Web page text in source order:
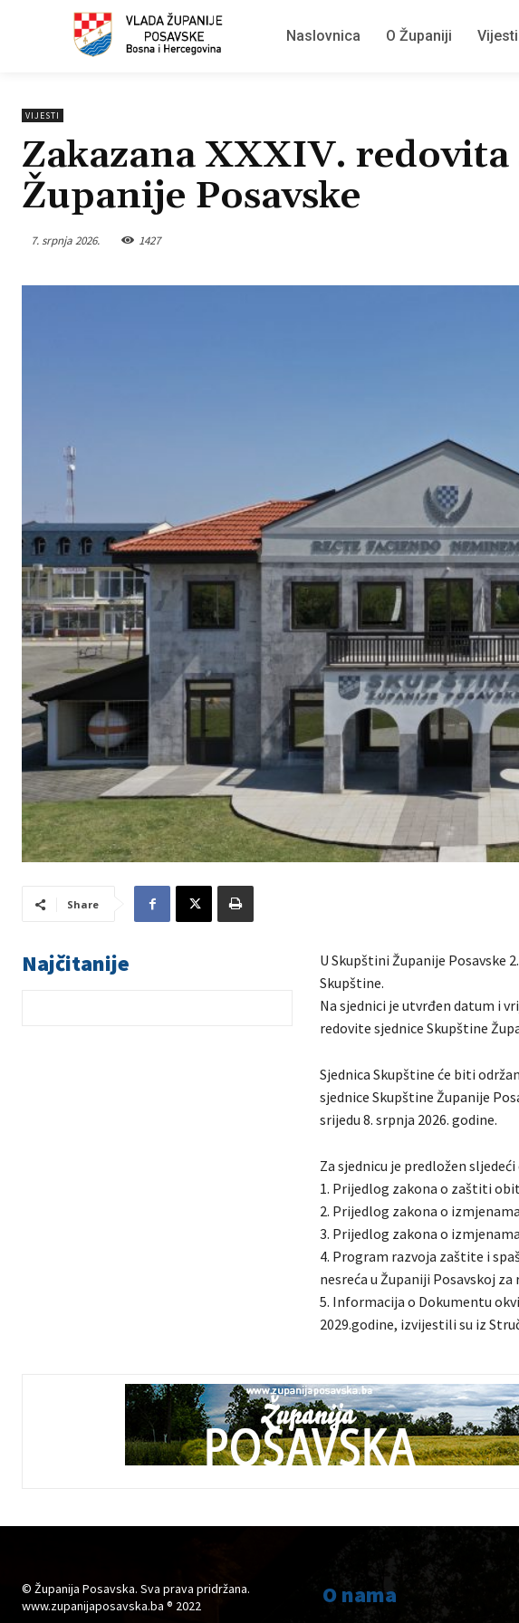
Naslovnica O Županiji Vijesti
VIJESTI
Zakazana XXXIV.
Županije Posavske
7. srpnja 2026. 1427
Share
Najčitanije
U Skupštini Županije Posavske
Skupštine.
Na sjednici je utvrđen datum i
redovite sjednice Skupštine
Sjednica Skupštine će biti
sjednice Skupštine Županije
srijedu 8. srpnja 2026. godine.
Za sjednicu je predložen sljedeći
1. Prijedlog zakona o zaštiti
2. Prijedlog zakona o
3. Prijedlog zakona o
4. Program razvoja zaštite i
nesreća u Županiji Posavskoj za
5. Informacija o Dokumentu
2029.godine, izvijestili su iz
© Županija Posavska. Sva prava pridržana.
www.zupanijaposavska.ba ® 2022
O nama